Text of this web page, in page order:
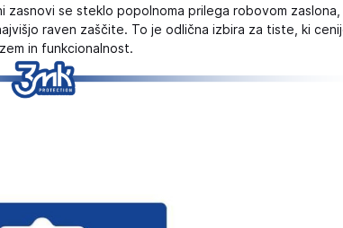
se steklo popolnoma prilega robovom zaslona,
raven zaščite. To je odlična izbira za tiste, ki
in funkcionalnost.